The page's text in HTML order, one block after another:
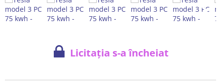
Licitația s-a încheiat